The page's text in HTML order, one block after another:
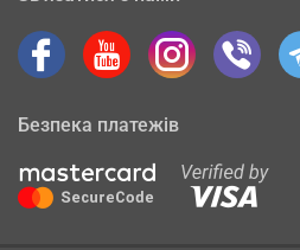
Безпека платежів